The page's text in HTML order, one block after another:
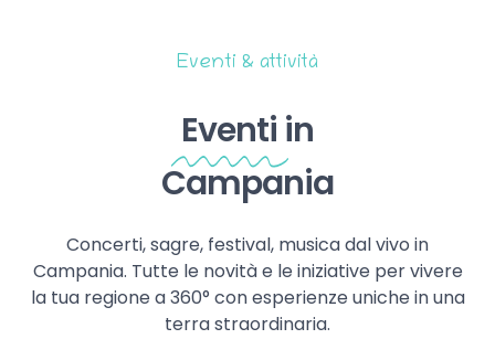
Eventi & attività
Eventi in
Campania
Concerti, sagre, festival, musica dal vivo in
Campania. Tutte le novità e le iniziative per vivere
la tua regione a 360° con esperienze uniche in una
terra straordinaria.